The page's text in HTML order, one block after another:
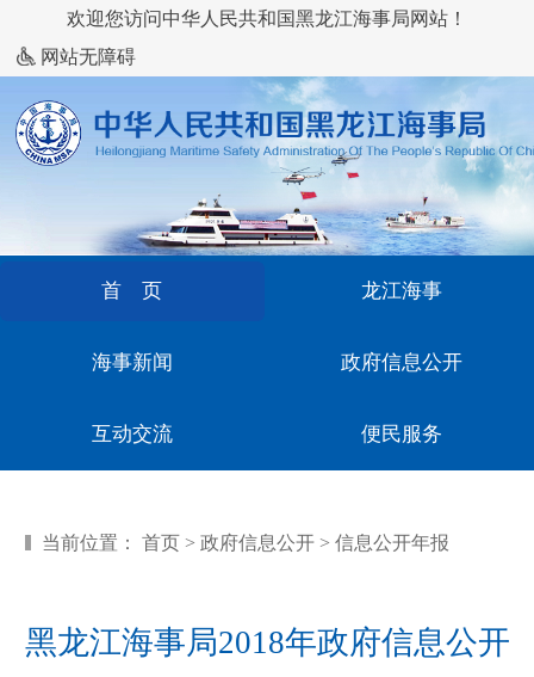
欢迎您访问中华人民共和国黑龙江海事局网站！
网站无障碍
首 页 龙江海事
海事新闻 政府信息公开
互动交流 便民服务
当前位置： 首页 > 政府信息公开 > 信息公开年报
黑龙江海事局2018年政府信息公开